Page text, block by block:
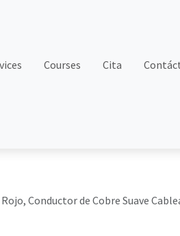
Courses Cita
Rojo, Conductor de Cobre Suave